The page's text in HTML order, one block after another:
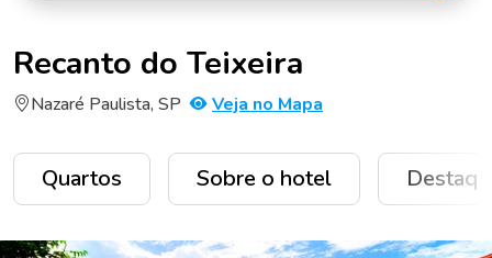
Recanto do Teixeira
Nazaré Paulista, SP Veja no Mapa
Quartos Sobre o hotel